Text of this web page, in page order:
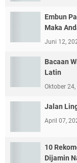
Embun
Maka
Juni 12,
Bacaan
Latin
Oktober 24,
Jalan
April 07,
10
Dijamin